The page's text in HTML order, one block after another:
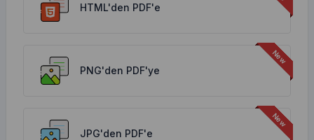
HTML'den PDF'e
PNG'den PDF'ye
JPG'den PDF'e